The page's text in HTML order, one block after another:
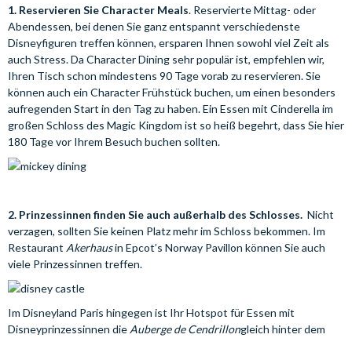
1. Reservieren Sie Character Meals. Reservierte Mittag- oder
Abendessen, bei denen Sie ganz entspannt verschiedenste
Disneyfiguren treffen können, ersparen Ihnen sowohl viel Zeit als
auch Stress. Da Character Dining sehr populär ist, empfehlen wir,
Ihren Tisch schon mindestens 90 Tage vorab zu reservieren. Sie
können auch ein Character Frühstück buchen, um einen besonders
aufregenden Start in den Tag zu haben. Ein Essen mit Cinderella im
großen Schloss des Magic Kingdom ist so heiß begehrt, dass Sie hier
180 Tage vor Ihrem Besuch buchen sollten.
2. Prinzessinnen finden Sie auch außerhalb des Schlosses. Nicht
verzagen, sollten Sie keinen Platz mehr im Schloss bekommen. Im
Restaurant Akerhausin Epcot’s Norway Pavillon können Sie auch
viele Prinzessinnen treffen.
Im Disneyland Paris hingegen ist Ihr Hotspot für Essen mit
Disneyprinzessinnen die Auberge de Cendrillongleich hinter dem